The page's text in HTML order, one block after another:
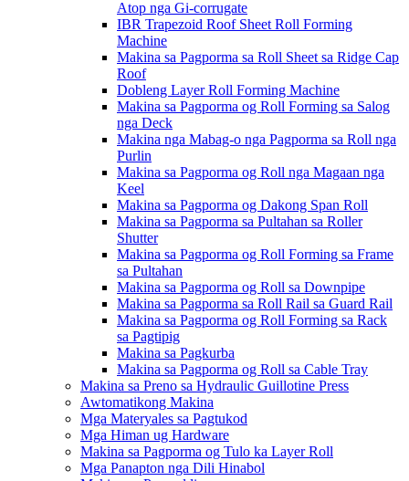
Atop nga Gi-corrugate
IBR Trapezoid Roof Sheet Roll Forming
Machine
Makina sa Pagporma sa Roll Sheet sa Ridge Cap
Roof
Dobleng Layer Roll Forming Machine
Makina sa Pagporma og Roll Forming sa Salog
nga Deck
Makina nga Mabag-o nga Pagporma sa Roll nga
Purlin
Makina sa Pagporma og Roll nga Magaan nga
Keel
Makina sa Pagporma og Dakong Span Roll
Makina sa Pagporma sa Pultahan sa Roller
Shutter
Makina sa Pagporma og Roll Forming sa Frame
sa Pultahan
Makina sa Pagporma og Roll sa Downpipe
Makina sa Pagporma sa Roll Rail sa Guard Rail
Makina sa Pagporma og Roll Forming sa Rack
sa Pagtipig
Makina sa Pagkurba
Makina sa Pagporma og Roll sa Cable Tray
Makina sa Preno sa Hydraulic Guillotine Press
Awtomatikong Makina
Mga Materyales sa Pagtukod
Mga Himan ug Hardware
Makina sa Pagporma og Tulo ka Layer Roll
Mga Panapton nga Dili Hinabol